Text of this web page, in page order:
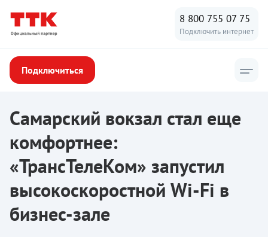
8 800 755 07 75
Подключить интернет
Подключиться
ТТК Новости ТТК
Самарский вокзал стал еще
комфортнее:
«ТрансТелеКом» запустил
высокоскоростной Wi-Fi в
бизнес-зале